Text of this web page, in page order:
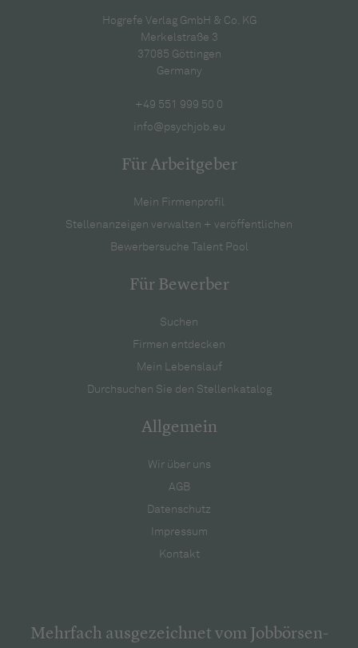
Hogrefe Verlag GmbH & Co. KG
Merkelstraße 3
37085 Göttingen
Germany
+49 551 999 50 0
info@psychjob.eu
Für Arbeitgeber
Mein Firmenprofil
Stellenanzeigen verwalten + veröffentlichen
Bewerbersuche Talent Pool
Für Bewerber
Suchen
Firmen entdecken
Mein Lebenslauf
Durchsuchen Sie den Stellenkatalog
Allgemein
Wir über uns
AGB
Datenschutz
Impressum
Kontakt
Mehrfach ausgezeichnet vom Jobbörsen-